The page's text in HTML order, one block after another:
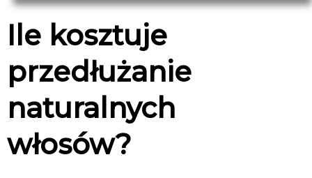
Ile kosztuje
przedłużanie
naturalnych
włosów?